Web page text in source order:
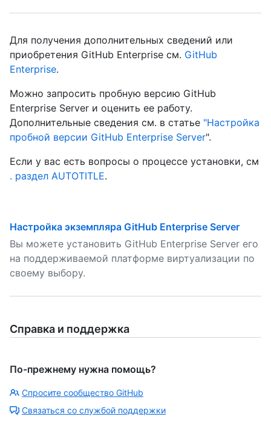
Для получения дополнительных сведений или
приобретения GitHub Enterprise см. GitHub
Enterprise.
Можно запросить пробную версию GitHub
Enterprise Server и оценить ее работу.
Дополнительные сведения см. в статье "Настройка
пробной версии GitHub Enterprise Server".
Если у вас есть вопросы о процессе установки, см
. раздел AUTOTITLE.
Настройка экземпляра GitHub Enterprise Server
Вы можете установить GitHub Enterprise Server его
на поддерживаемой платформе виртуализации по
своему выбору.
Справка и поддержка
По-прежнему нужна помощь?
Спросите сообщество GitHub
Связаться со службой поддержки